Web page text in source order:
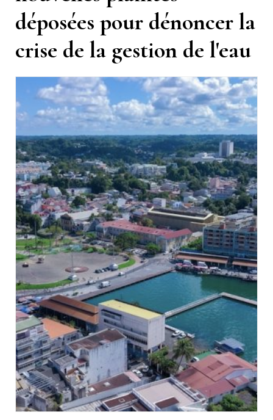
déposées pour dénoncer la
crise de la gestion de l'eau